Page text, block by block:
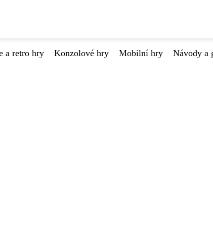
a retro hry Konzolové hry Mobilní hry Návody a